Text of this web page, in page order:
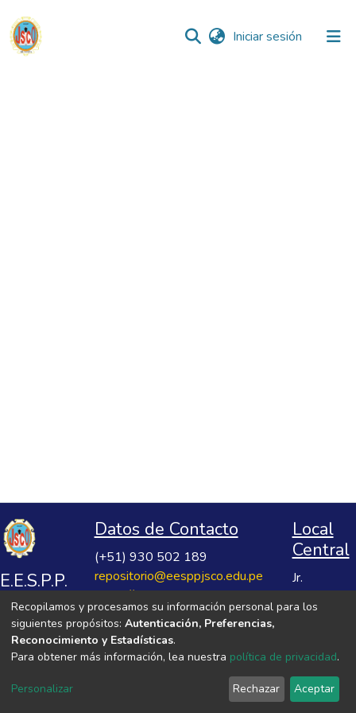
Iniciar sesión (current)
E.E.S.P.P.
José
Salvador
Cavero
Ovalle
Datos de Contacto
(+51) 930 502 189
repositorio@eesppjsco.edu.pe
https://repositorio.eesppjsco.edu.pe
Local
Central
Jr.
No 624
Ayacucho
VER MIS ESTADÍSTICAS
Recopilamos y procesamos su información personal para los
siguientes propósitos: Autenticación, Preferencias,
Reconocimiento y Estadísticas.
Para obtener más información, lea nuestra política de privacidad.
Personalizar Rechazar Aceptar